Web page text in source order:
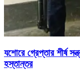
যশোরে গ্রেপ্তার শীর্ষ
হস্তান্তর